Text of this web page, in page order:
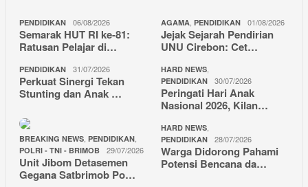
PENDIDIKAN 06/08/2026
Semarak HUT RI ke-81:
Ratusan Pelajar di…
AGAMA PENDIDIKAN 01/08/2026
Jejak Sejarah Pendirian
UNU Cirebon: Cet…
PENDIDIKAN 31/07/2026
Perkuat Sinergi Tekan
Stunting dan Anak …
HARD NEWS
PENDIDIKAN 30/07/2026
Peringati Hari Anak
Nasional 2026, Kilan…
BREAKING NEWS PENDIDIKAN
POLRI - TNI - BRIMOB 29/07/2026
Unit Jibom Detasemen
Gegana Satbrimob Po…
HARD NEWS
PENDIDIKAN 28/07/2026
Warga Didorong Pahami
Potensi Bencana da…